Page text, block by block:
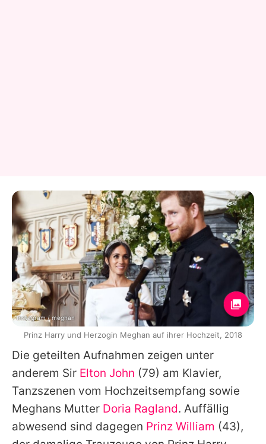
Die geteilten Aufnahmen zeigen unter
anderem Sir Elton John (79) am Klavier,
Tanzszenen vom Hochzeitsempfang sowie
Meghans Mutter Doria Ragland. Auffällig
abwesend sind dagegen Prinz William (43),
Instagram / meghan
Prinz Harry und Herzogin Meghan auf ihrer Hochzeit, 2018